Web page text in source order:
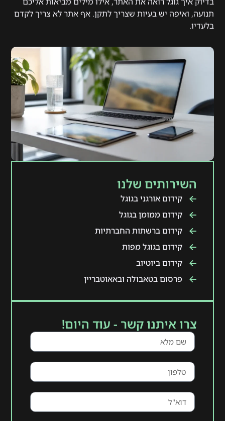
תנועה, ואיפה יש בעיות שצריך לתקן. אף אתר לא צריך לקדם
בלעדיו.
השירותים שלנו
קידום אורגני בגוגל
קידום ממומן בגוגל
קידום ברשתות החברתיות
קידום בגוגל מפות
קידום ביוטיוב
פרסום בטאבולה ובאאוטבריין
צרו איתנו קשר - עוד היום!